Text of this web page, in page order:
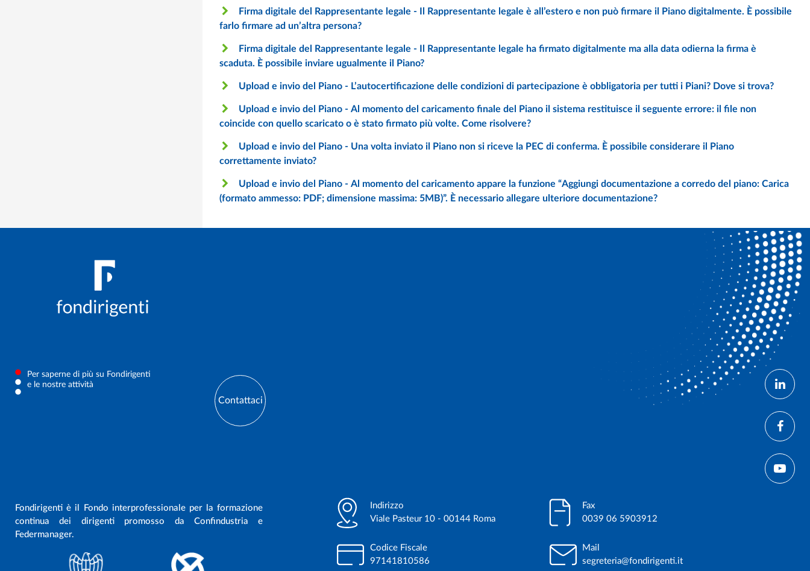
farlo firmare ad un’altra persona?
scaduta. È possibile inviare ugualmente il Piano?
Upload e invio del Piano - L’autocertificazione delle condizioni di partecipazione è obbligatoria per tutti i Piani? Dove si trova?
coincide con quello scaricato o è stato firmato più volte. Come risolvere?
correttamente inviato?
(formato ammesso: PDF; dimensione massima: 5MB)”. È necessario allegare ulteriore documentazione?
Per saperne di più su Fondirigenti
e le nostre attività
Contattaci
Fondirigenti è il Fondo interprofessionale per la formazione
continua dei dirigenti promosso da Confindustria e
Federmanager.
Indirizzo
Viale Pasteur 10 - 00144 Roma
Fax
0039 06 5903912
Codice Fiscale
97141810586
Mail
segreteria@fondirigenti.it